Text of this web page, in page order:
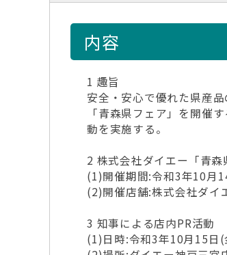
内容
1 趣旨
安全・安心で優れた県産
「青森県フェア」を開催
動を実施する。
2 株式会社ダイエー「青
(1)開催期間:令和3年10月
(2)開催店舗:株式会社ダイ
3 知事による店内PR活動
(1)日時:令和3年10月15日